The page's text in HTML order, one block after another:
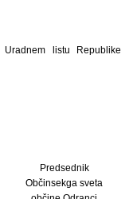
listu Republike
Predsednik
Občinsekga sveta